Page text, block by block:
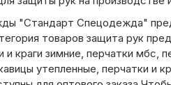
"Стандарт Спецодежда"
товаров защита рук
и краги зимние, перчатки мбс,
утепленные, перчатки и